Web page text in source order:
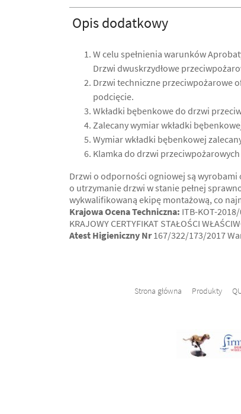
Opis dodatkowy
W celu spełnienia warunków
Drzwi dwuskrzydłowe
Drzwi techniczne przeciwpożarowe
podcięcie.
Wkładki bębenkowe do drzwi
Zalecany wymiar wkładki
Wymiar wkładki bębenkowej
Klamka do drzwi
Drzwi o odporności ogniowej są wyrobami
o utrzymanie drzwi w stanie pełnej
wykwalifikowaną ekipę montażową, co
Krajowa Ocena Techniczna: ITB-KOT-
KRAJOWY CERTYFIKAT STAŁOŚCI
Atest Higieniczny Nr167/322/173/2017
Strona główna Produkty